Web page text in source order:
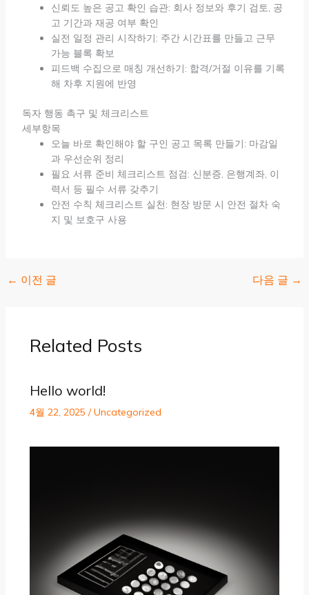
신뢰도 높은 공고 확인 습관: 회사 정보와 후기 검토, 공
고 기간과 재공 여부 확인
실전 일정 관리 시작하기: 주간 시간표를 만들고 근무
가능 블록 확보
피드백 수집으로 매칭 개선하기: 합격/거절 이유를 기록
해 차후 지원에 반영
독자 행동 촉구 및 체크리스트
세부항목
오늘 바로 확인해야 할 구인 공고 목록 만들기: 마감일
과 우선순위 정리
필요 서류 준비 체크리스트 점검: 신분증, 은행계좌, 이
력서 등 필수 서류 갖추기
안전 수칙 체크리스트 실천: 현장 방문 시 안전 절차 숙
지 및 보호구 사용
← 이전 글 다음 글 →
Related Posts
Hello world!
4월 22, 2025 /Uncategorized